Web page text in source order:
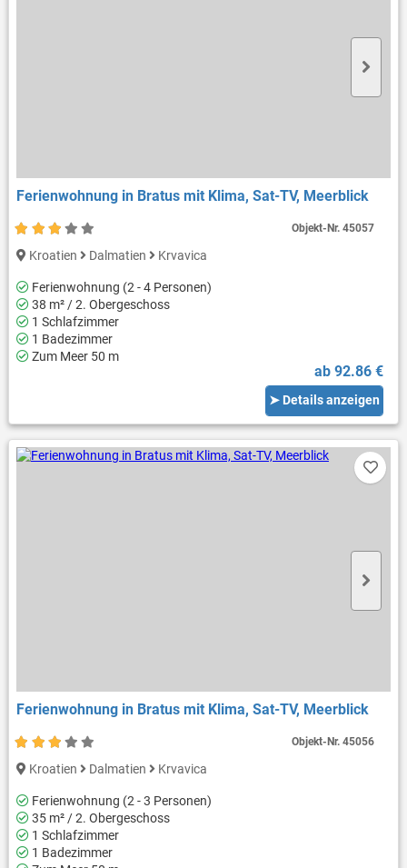
Ferienwohnung in Bratus mit Klima, Sat-TV, Meerblick
Kroatien Dalmatien Krvavica
Ferienwohnung (2 - 4 Personen)
38 m² / 2. Obergeschoss
1 Schlafzimmer
1 Badezimmer
Zum Meer 50 m
ab 92.86 €
➤ Details anzeigen
Objekt-Nr.45057
Ferienwohnung in Bratus mit Klima, Sat-TV, Meerblick
Kroatien Dalmatien Krvavica
Ferienwohnung (2 - 3 Personen)
35 m² / 2. Obergeschoss
1 Schlafzimmer
1 Badezimmer
Objekt-Nr.45056